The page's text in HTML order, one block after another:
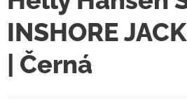
INSHORE
| Černá